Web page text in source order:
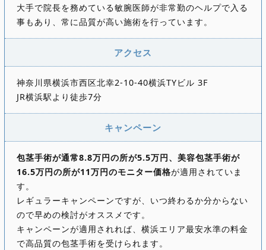
大手で院長を務めている敏腕医師が非常勤のヘルプで入る
事もあり、常に品質が高い施術を行っています。
アクセス
神奈川県横浜市西区北幸2-10-40横浜TYビル 3F
JR横浜駅より徒歩7分
キャンペーン
包茎手術が通常8.8万円の所が5.5万円、美容包茎手術が
16.5万円の所が11万円のモニター価格が適用されていま
す。
レギュラーキャンペーンですが、いつ終わるか分からない
ので早めの検討がオススメです。
キャンペーンが適用されれば、横浜エリア最安水準の料金
で高品質の包茎手術を受けられます。